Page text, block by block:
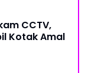
CCTV,
Kotak Amal